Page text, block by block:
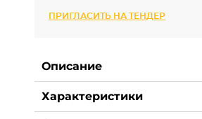
ПРИГЛАСИТЬ НА ТЕНДЕР
Описание
Характеристики